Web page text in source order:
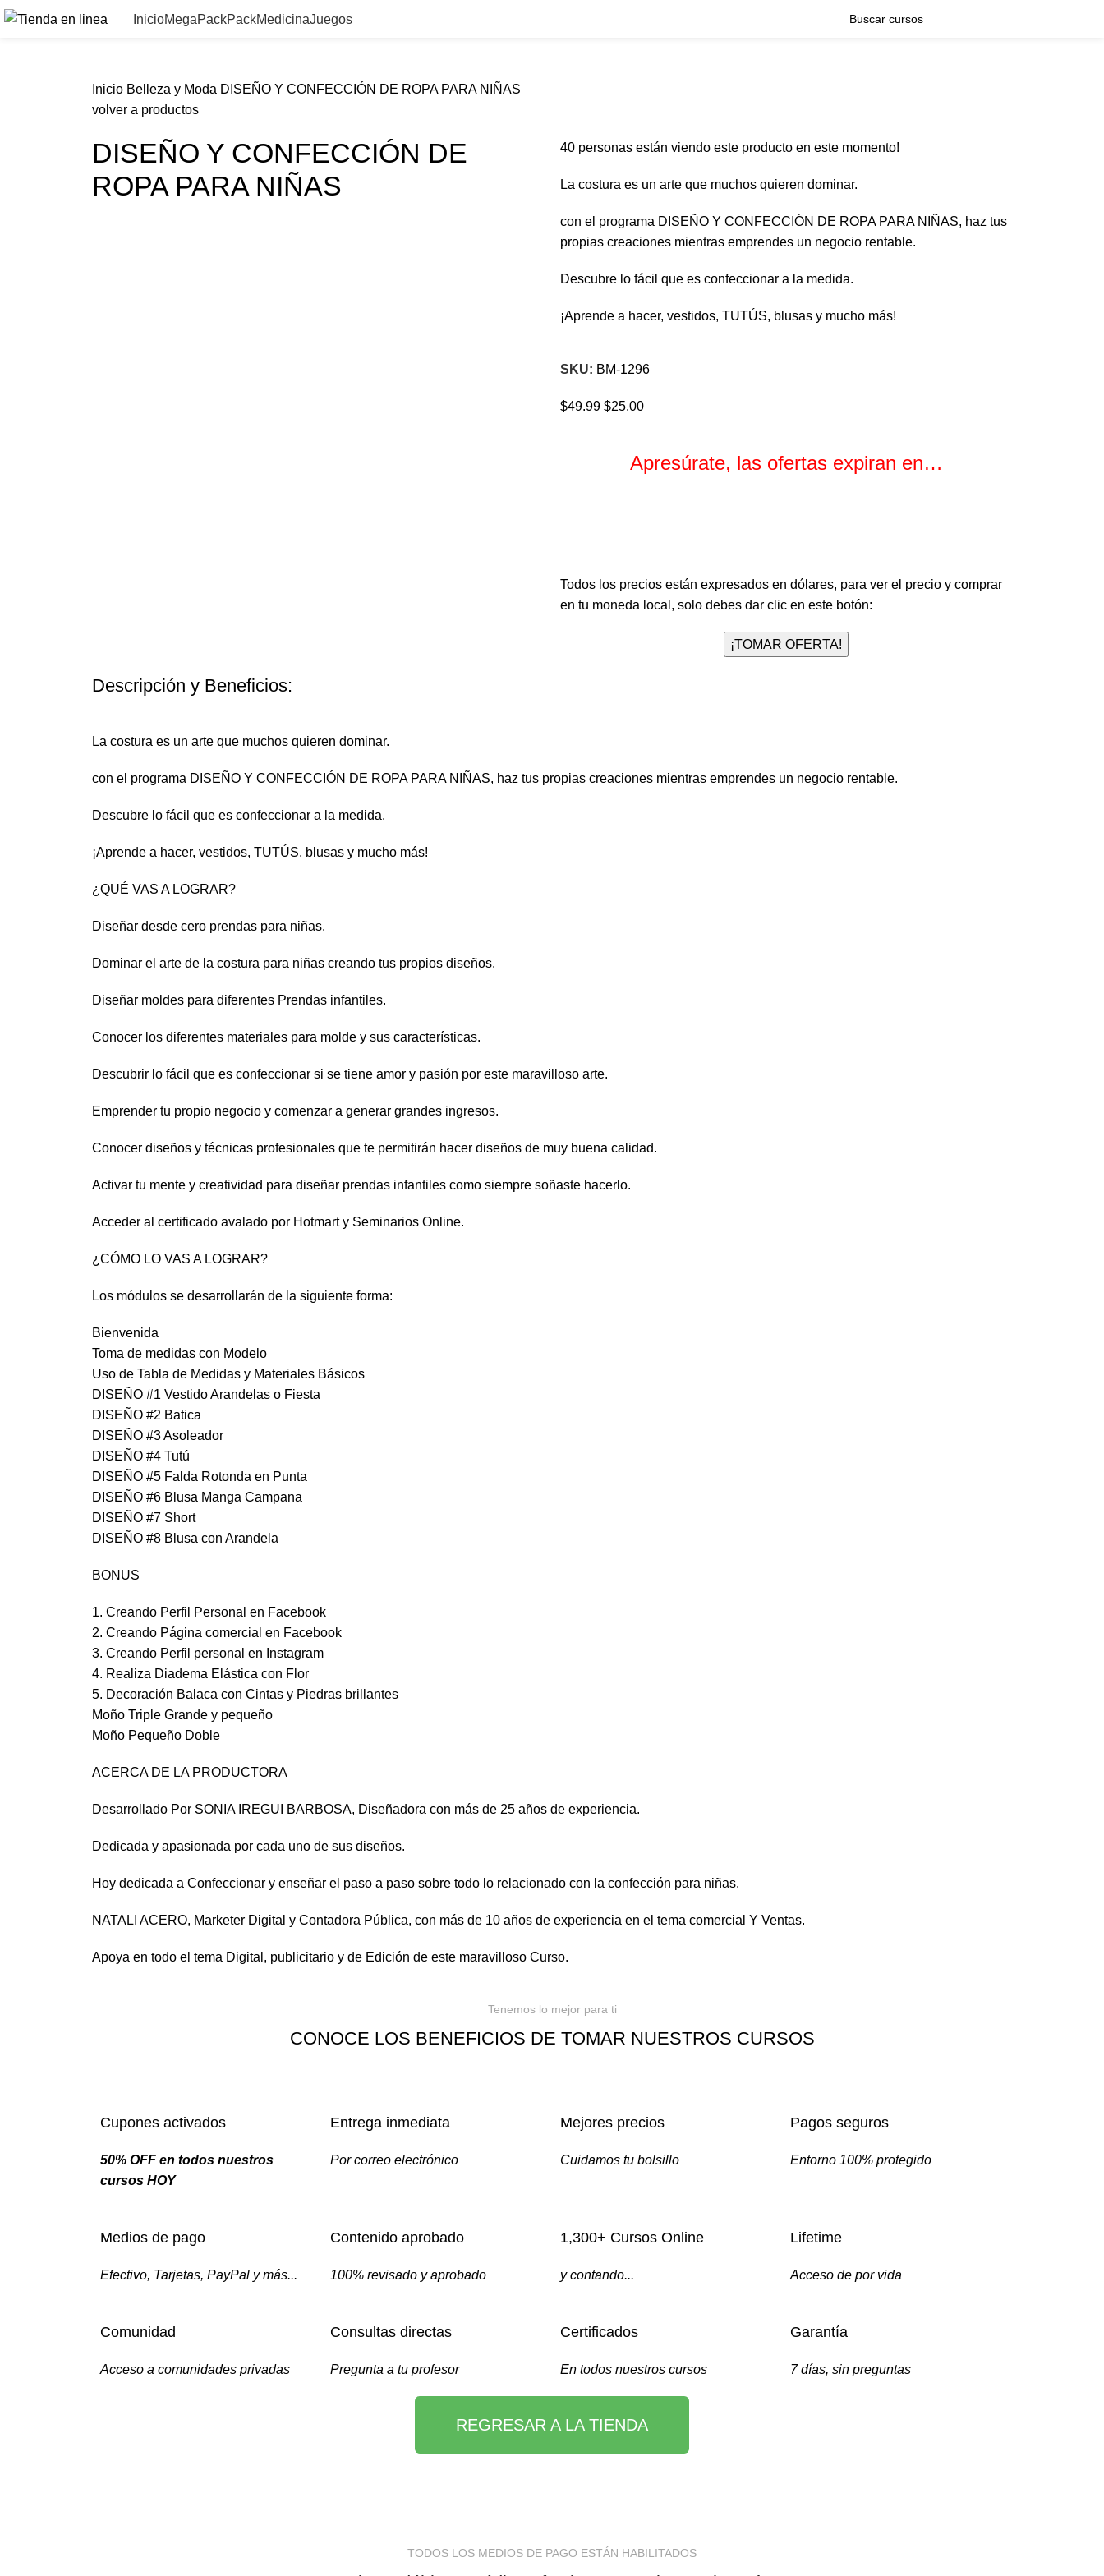
InicioMegaPackPackMedicinaJuegos
Inicio Belleza y Moda DISEÑO Y CONFECCIÓN DE ROPA PARA NIÑAS
volver a productos
DISEÑO Y CONFECCIÓN DE
ROPA PARA NIÑAS
40 personas están viendo este producto en este momento!
La costura es un arte que muchos quieren dominar.
con el programa DISEÑO Y CONFECCIÓN DE ROPA PARA NIÑAS, haz tus
propias creaciones mientras emprendes un negocio rentable.
Descubre lo fácil que es confeccionar a la medida.
¡Aprende a hacer, vestidos, TUTÚS, blusas y mucho más!
SKU: BM-1296
$49.99 $25.00
Apresúrate, las ofertas expiran en…
Todos los precios están expresados en dólares, para ver el precio y comprar
en tu moneda local, solo debes dar clic en este botón:
¡TOMAR OFERTA!
Descripción y Beneficios:
La costura es un arte que muchos quieren dominar.
con el programa DISEÑO Y CONFECCIÓN DE ROPA PARA NIÑAS, haz tus propias creaciones mientras emprendes un negocio rentable.
Descubre lo fácil que es confeccionar a la medida.
¡Aprende a hacer, vestidos, TUTÚS, blusas y mucho más!
¿QUÉ VAS A LOGRAR?
Diseñar desde cero prendas para niñas.
Dominar el arte de la costura para niñas creando tus propios diseños.
Diseñar moldes para diferentes Prendas infantiles.
Conocer los diferentes materiales para molde y sus características.
Descubrir lo fácil que es confeccionar si se tiene amor y pasión por este maravilloso arte.
Emprender tu propio negocio y comenzar a generar grandes ingresos.
Conocer diseños y técnicas profesionales que te permitirán hacer diseños de muy buena calidad.
Activar tu mente y creatividad para diseñar prendas infantiles como siempre soñaste hacerlo.
Acceder al certificado avalado por Hotmart y Seminarios Online.
¿CÓMO LO VAS A LOGRAR?
Los módulos se desarrollarán de la siguiente forma:
Bienvenida
Toma de medidas con Modelo
Uso de Tabla de Medidas y Materiales Básicos
DISEÑO #1 Vestido Arandelas o Fiesta
DISEÑO #2 Batica
DISEÑO #3 Asoleador
DISEÑO #4 Tutú
DISEÑO #5 Falda Rotonda en Punta
DISEÑO #6 Blusa Manga Campana
DISEÑO #7 Short
DISEÑO #8 Blusa con Arandela
BONUS
1. Creando Perfil Personal en Facebook
2. Creando Página comercial en Facebook
3. Creando Perfil personal en Instagram
4. Realiza Diadema Elástica con Flor
5. Decoración Balaca con Cintas y Piedras brillantes
Moño Triple Grande y pequeño
Moño Pequeño Doble
ACERCA DE LA PRODUCTORA
Desarrollado Por SONIA IREGUI BARBOSA, Diseñadora con más de 25 años de experiencia.
Dedicada y apasionada por cada uno de sus diseños.
Hoy dedicada a Confeccionar y enseñar el paso a paso sobre todo lo relacionado con la confección para niñas.
NATALI ACERO, Marketer Digital y Contadora Pública, con más de 10 años de experiencia en el tema comercial Y Ventas.
Apoya en todo el tema Digital, publicitario y de Edición de este maravilloso Curso.
Tenemos lo mejor para ti
CONOCE LOS BENEFICIOS DE TOMAR NUESTROS CURSOS
Cupones activados
50% OFF en todos nuestros
cursos HOY
Entrega inmediata
Por correo electrónico
Mejores precios
Cuidamos tu bolsillo
Pagos seguros
Entorno 100% protegido
Medios de pago
Efectivo, Tarjetas, PayPal y más...
Contenido aprobado
100% revisado y aprobado
1,300+ Cursos Online
y contando...
Lifetime
Acceso de por vida
Comunidad
Acceso a comunidades privadas
Consultas directas
Pregunta a tu profesor
Certificados
En todos nuestros cursos
Garantía
7 días, sin preguntas
REGRESAR A LA TIENDA
TODOS LOS MEDIOS DE PAGO ESTÁN HABILITADOS